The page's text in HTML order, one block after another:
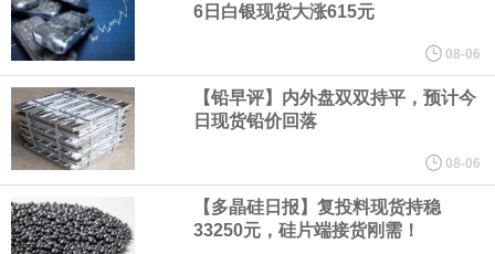
WPP股价料创1992年以来最大单日涨幅，上涨25%至11个月高位。
谷歌规划的印度数据中心枢纽建设工作正在如火如荼推进，项目所
在地上方的山坡已经被开挖，露出赤红土层，并修出层层台地。但
环保人士的反对声浪持续高涨，给这家美国科技巨头总规模 150 亿
6日白银现货大涨615元
08-06
【铅早评】内外盘双双持平，预计今
日现货铅价回落
08-06
【多晶硅日报】复投料现货持稳
33250元，硅片端接货刚需！